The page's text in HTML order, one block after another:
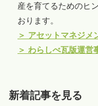
産を育てるためのヒ
おります。
＞ アセットマネジ
＞ わらしべ瓦版運営
新着記事を見る